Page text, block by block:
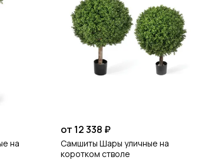
на
от 12 338 ₽
Самшиты Шары уличные на
коротком стволе